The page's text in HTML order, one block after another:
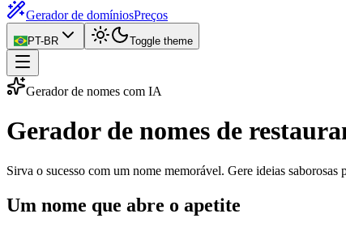
Gerador de domíniosPreços
PT-BR Toggle theme
Gerador de nomes com IA
Gerador de nomes de
Sirva o sucesso com um nome memorável. Gere ideias
Um nome que abre o apetite